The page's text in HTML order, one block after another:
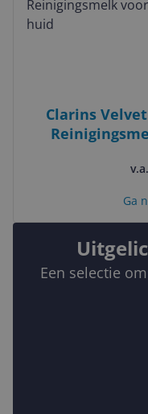
Clarins
Ga
Een selectie